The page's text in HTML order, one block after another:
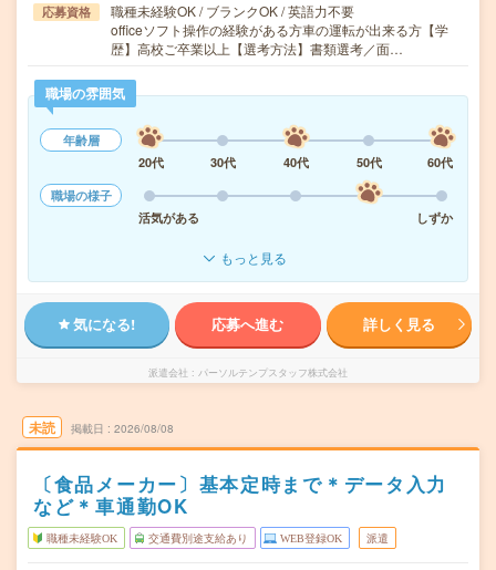
応募資格
職種未経験OK / ブランクOK / 英語力不要
officeソフト操作の経験がある方車の運転が出来る方【学
歴】高校ご卒業以上【選考方法】書類選考／面…
職場の雰囲気
年齢層
20代
30代 40代 50代
60代
職場の様子
活気がある
しずか
もっと見る
気になる! 応募へ進む 詳しく見る
派遣会社 パーソルテンプスタッフ株式会社
未読 掲載日 2026/08/08
〔食品メーカー〕基本定時まで＊データ入力
など＊車通勤OK
職種未経験OK 交通費別途支給あり WEB登録OK 派遣